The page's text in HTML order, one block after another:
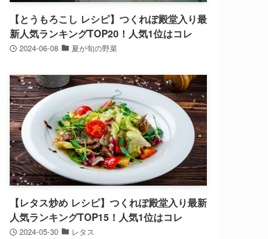
【とうもろこし レシピ】つくれぽ殿堂入り最
新人気ランキングTOP20！人気1位はコレ
2024-06-08 夏が旬の野菜
【レタス炒め レシピ】つくれぽ殿堂入り最新
人気ランキングTOP15！人気1位はコレ
2024-05-30 レタス